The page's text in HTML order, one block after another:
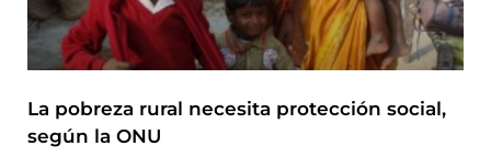
La pobreza rural necesita protección social,
según la ONU